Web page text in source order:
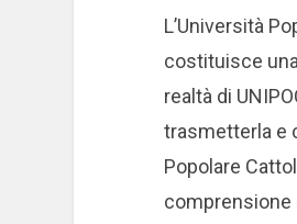
L’Università
costituisce
realtà di
trasmetterla e
Popolare
comprensione